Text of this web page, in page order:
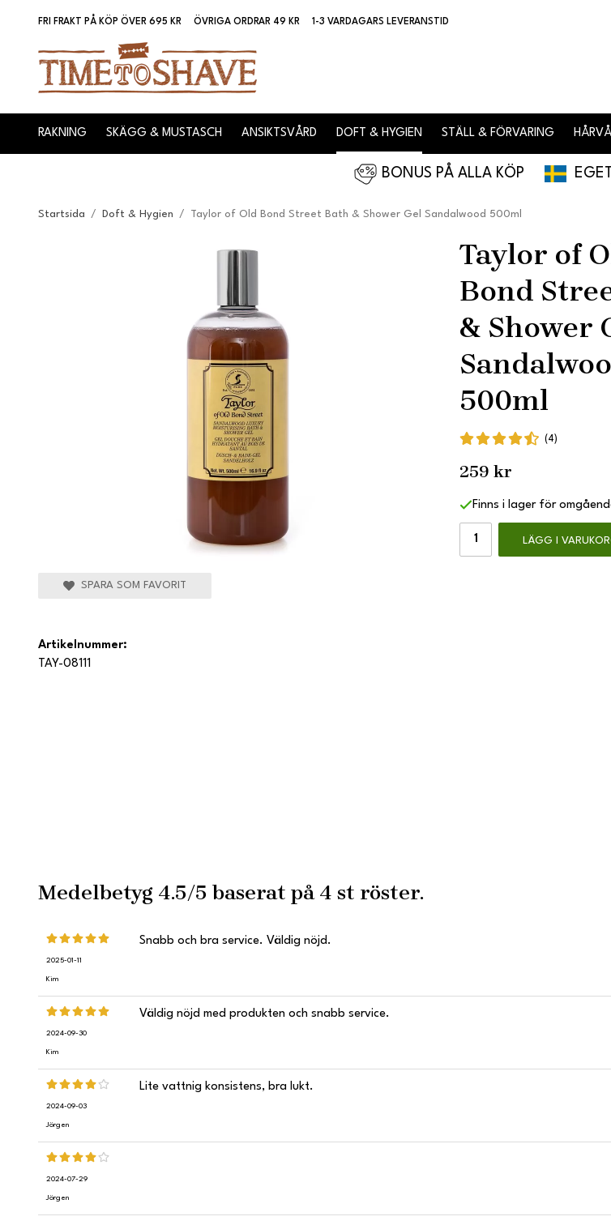
FRI FRAKT PÅ KÖP ÖVER 695 KR ÖVRIGA ORDRAR 49 KR 1-3 VARDAGARS LEVERANSTID
RAKNING SKÄGG & MUSTASCH ANSIKTSVÅRD DOFT & HYGIEN STÄLL & FÖRVARING
BONUS PÅ ALLA KÖP EGET
Startsida / Doft & Hygien / Taylor of Old Bond Street Bath & Shower Gel Sandalwood 500ml
Taylor of
Bond
& Shower
500ml
(4)
259 kr
Finns i lager för
LÄGG I
SPARA SOM FAVORIT
Artikelnummer:
TAY-08111
Medelbetyg 4.5/5 baserat på 4 st röster.
2025-01-11
Kim
Snabb och bra service. Väldig nöjd.
2024-09-30
Kim
Väldig nöjd med produkten och snabb service.
2024-09-03
Jörgen
Lite vattnig konsistens, bra lukt.
2024-07-29
Jörgen